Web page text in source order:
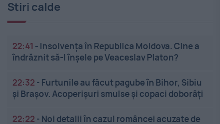
Stiri calde
22:41 - Insolvenţa în Republica Moldova. Cine a
îndrăznit să-l înşele pe Veaceslav Platon?
22:32 - Furtunile au făcut pagube în Bihor, Sibiu
și Brașov. Acoperișuri smulse și copaci doborâți
22:22 - Noi detalii în cazul româncei acuzate de